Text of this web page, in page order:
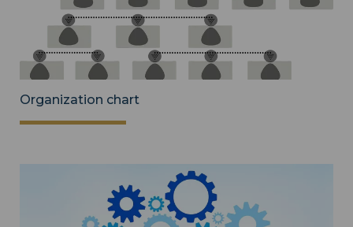
Organization chart